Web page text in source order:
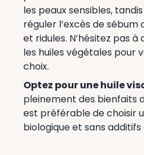
les peaux sensibles,
réguler l’excès de
et ridules. N’hésitez pas
les huiles végétales pour
choix.
Optez pour une huile
pleinement des bienfaits
est préférable de choisir
biologique et sans additifs